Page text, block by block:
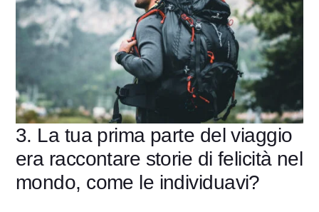
3. La tua prima parte del viaggio
era raccontare storie di felicità nel
mondo, come le individuavi?